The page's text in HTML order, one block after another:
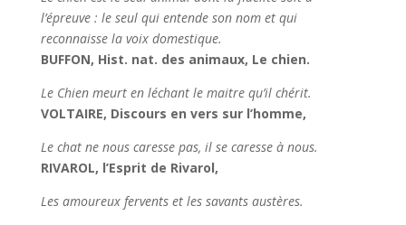
l’épreuve : le seul qui entende son nom et qui
reconnaisse la voix domestique.
BUFFON, Hist. nat. des animaux, Le chien.
Le Chien meurt en léchant le maitre qu’il chérit.
VOLTAIRE, Discours en vers sur l’homme,
Le chat ne nous caresse pas, il se caresse à nous.
RIVAROL, l’Esprit de Rivarol,
Les amoureux fervents et les savants austères.